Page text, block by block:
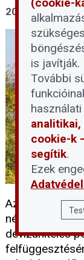
2026. június 9.
Az
nélkül,
devizahiteles
is javítják.
További
cookie-k
segítik.
Ezek